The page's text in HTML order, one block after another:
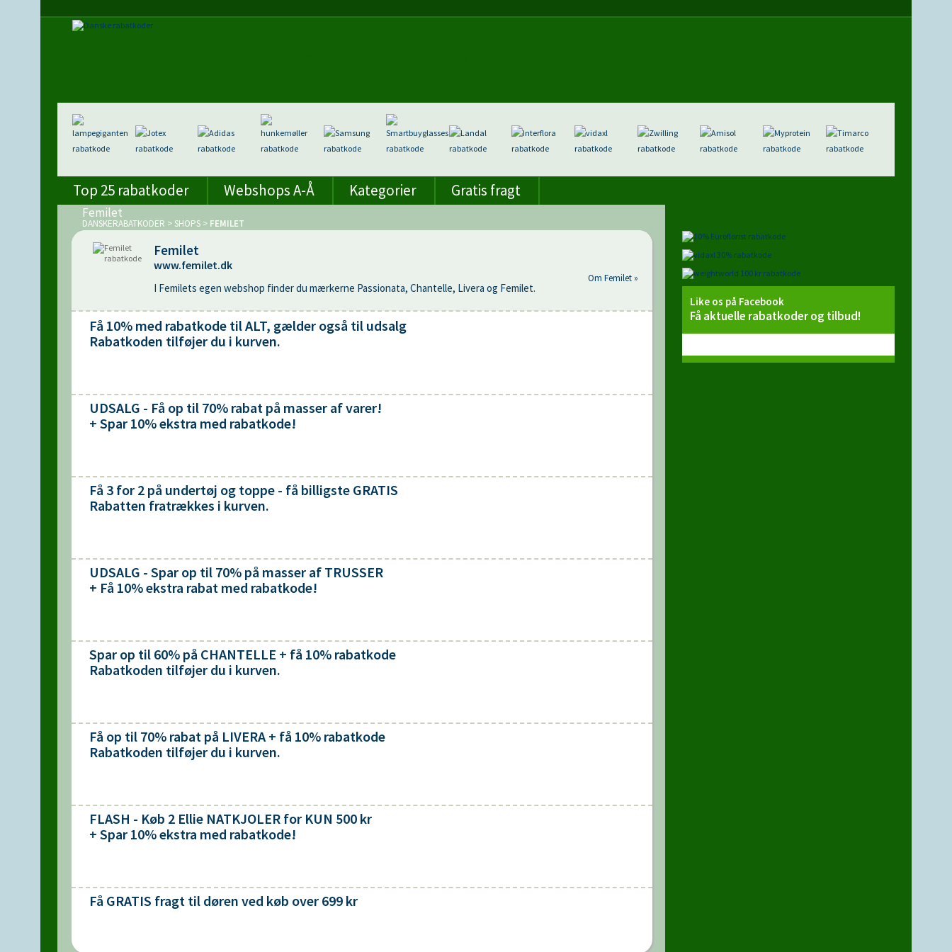
Top 25 rabatkoder Webshops A-Å Kategorier Gratis fragt
Femilet
DANSKERABATKODER > SHOPS > FEMILET
Femilet
www.femilet.dk
I Femilets egen webshop finder du mærkerne Passionata, Chantelle, Livera og Femilet.
Om Femilet »
Få 10% med rabatkode til ALT, gælder også til udsalg
Rabatkoden tilføjer du i kurven.
UDSALG - Få op til 70% rabat på masser af varer!
+ Spar 10% ekstra med rabatkode!
Få 3 for 2 på undertøj og toppe - få billigste GRATIS
Rabatten fratrækkes i kurven.
UDSALG - Spar op til 70% på masser af TRUSSER
+ Få 10% ekstra rabat med rabatkode!
Spar op til 60% på CHANTELLE + få 10% rabatkode
Rabatkoden tilføjer du i kurven.
Få op til 70% rabat på LIVERA + få 10% rabatkode
Rabatkoden tilføjer du i kurven.
FLASH - Køb 2 Ellie NATKJOLER for KUN 500 kr
+ Spar 10% ekstra med rabatkode!
Få GRATIS fragt til døren ved køb over 699 kr
Like os på Facebook
Få aktuelle rabatkoder og tilbud!